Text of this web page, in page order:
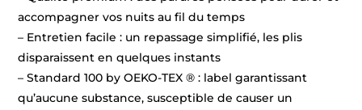
accompagner vos nuits au fil du temps
– Entretien facile : un repassage simplifié, les plis
disparaissent en quelques instants
– Standard 100 by OEKO-TEX ® : label garantissant
qu’aucune substance, susceptible de causer un